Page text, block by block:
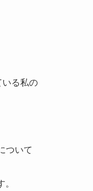
いる私の
ついて